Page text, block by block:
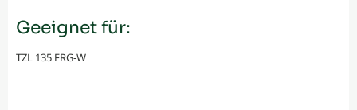
Geeignet für:
TZL 135 FRG-W